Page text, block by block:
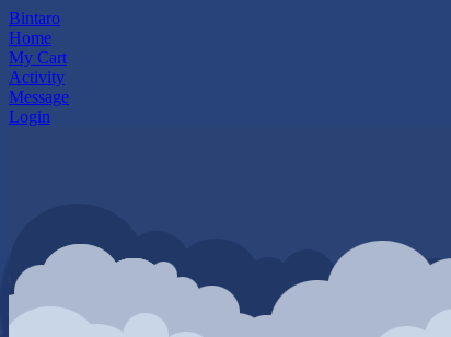
Bintaro
Home
My Cart
Activity
Message
Login